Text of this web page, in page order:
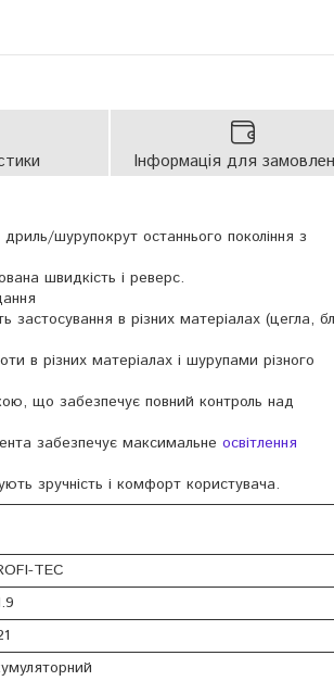
Інформація для
шурупокрут останнього покоління з
швидкість і реверс.
застосування в різних матеріалах (цегла,
в різних матеріалах і шурупами різного
що забезпечує повний контроль над
забезпечує максимальне освітлення
зручність і комфорт користувача.
TEC